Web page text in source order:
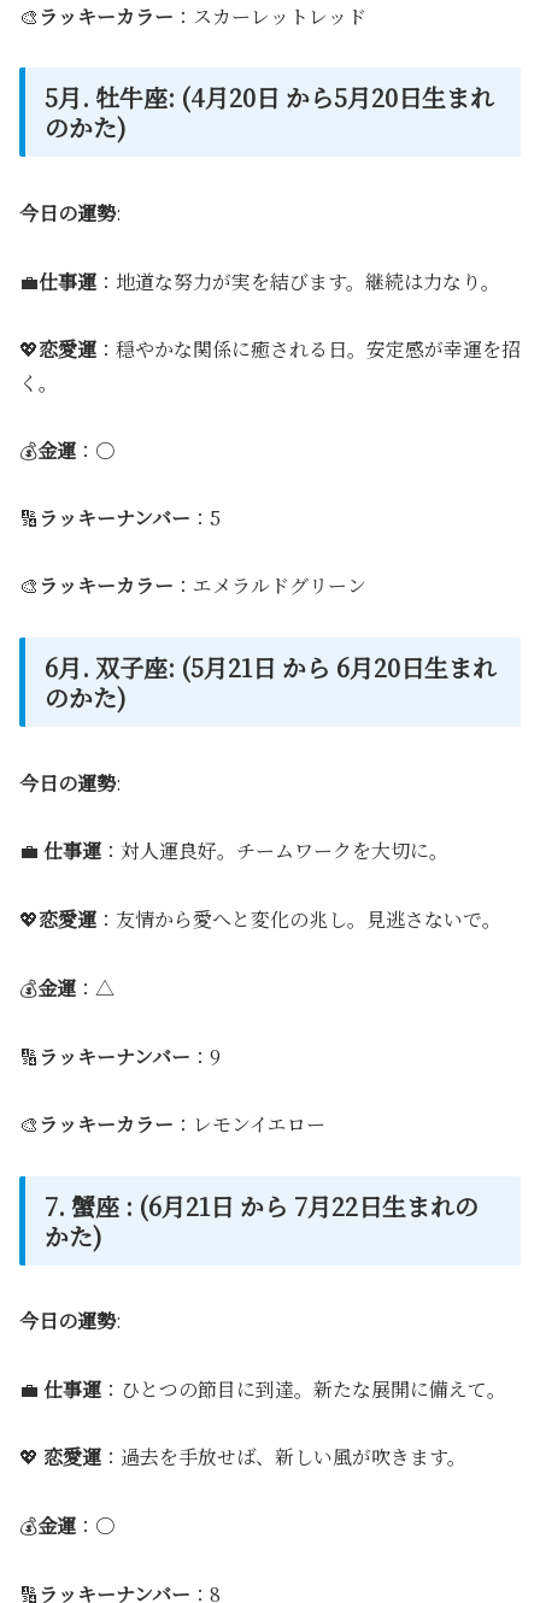
🎨 ラッキーカラー ：スカーレットレッド
5月. 牡牛座: (4月20日 から5月20日生まれ
のかた)
今日の運勢:
💼仕事運 ：地道な努力が実を結びます。継続は力なり。
💖恋愛運 ：穏やかな関係に癒される日。安定感が幸運を招
く。
💰金運 ：〇
🔢 ラッキーナンバー ：5
🎨 ラッキーカラー ：エメラルドグリーン
6月. 双子座: (5月21日 から 6月20日生まれ
のかた)
今日の運勢:
💼 仕事運 ：対人運良好。チームワークを大切に。
💖恋愛運 ：友情から愛へと変化の兆し。見逃さないで。
💰金運 ：△
🔢 ラッキーナンバー ：9
🎨 ラッキーカラー ：レモンイエロー
7. 蟹座 : (6月21日 から 7月22日生まれの
かた)
今日の運勢:
💼 仕事運 ：ひとつの節目に到達。新たな展開に備えて。
💖 恋愛運 ：過去を手放せば、新しい風が吹きます。
💰金運 ：〇
🔢 ラッキーナンバー ：8